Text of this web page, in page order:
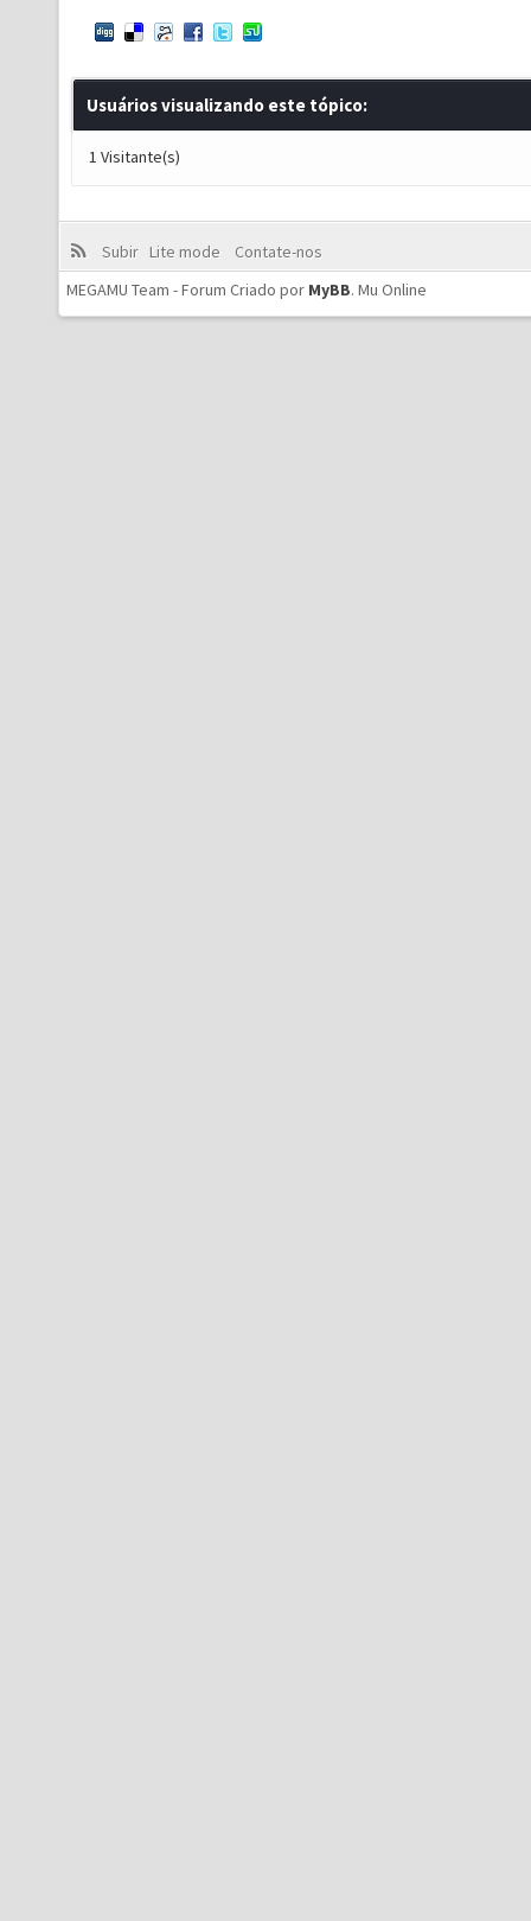
Usuários visualizando este tópico:
1 Visitante(s)
Subir Lite mode
Contate-nos
MEGAMU Team - Forum Criado por MyBB. Mu Online